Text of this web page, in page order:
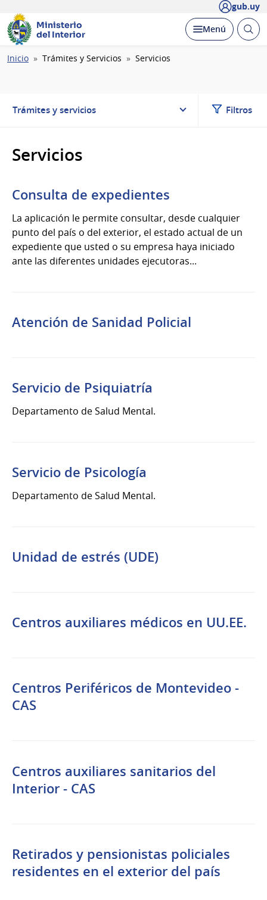
gub.uy
Ministerio
del Interior
Desplegar
Menú Abrir
Ruta
Inicio Trámites y Servicios Servicios
Trámites y servicios Filtros
Servicios
Consulta de expedientes
La aplicación le permite consultar, desde cualquier
punto del país o del exterior, el estado actual de un
expediente que usted o su empresa haya iniciado
ante las diferentes unidades ejecutoras...
Atención de Sanidad Policial
Servicio de Psiquiatría
Departamento de Salud Mental.
Servicio de Psicología
Departamento de Salud Mental.
Unidad de estrés (UDE)
Centros auxiliares médicos en UU.EE.
Centros Periféricos de Montevideo -
CAS
Centros auxiliares sanitarios del
Interior - CAS
Retirados y pensionistas policiales
residentes en el exterior del país